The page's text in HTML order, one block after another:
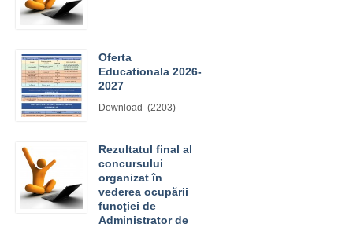
Oferta
Educationala 2026-
2027
Download (2203)
Rezultatul final al
concursului
organizat în
vederea ocupării
funcţiei de
Administrator de